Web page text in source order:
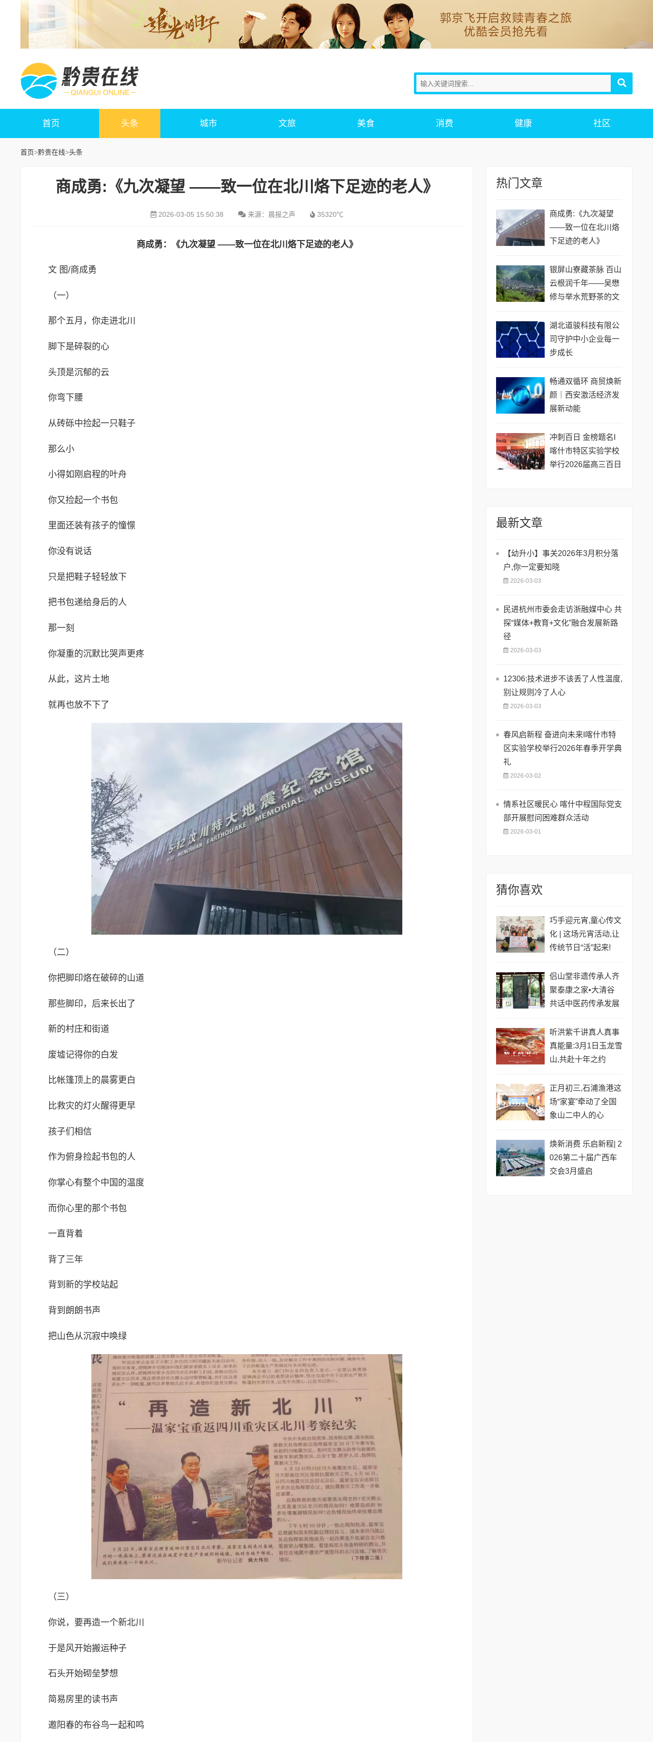
首页 头条 城市 文旅 美食 消费 健康 社区
首页>黔贵在线>头条
商成勇:《九次凝望 ——致一位在北川烙下足迹的老人》
2026-03-05 15:50:38 来源：晨报之声 35320℃
商成勇：《九次凝望 ——致一位在北川烙下足迹的老人》
文 图/商成勇
（一）
那个五月，你走进北川
脚下是碎裂的心
头顶是沉郁的云
你弯下腰
从砖砾中捡起一只鞋子
那么小
小得如刚启程的叶舟
你又捡起一个书包
里面还装有孩子的憧憬
你没有说话
只是把鞋子轻轻放下
把书包递给身后的人
那一刻
你凝重的沉默比哭声更疼
从此，这片土地
就再也放不下了
（二）
你把脚印烙在破碎的山道
那些脚印，后来长出了
新的村庄和街道
废墟记得你的白发
比帐篷顶上的晨雾更白
比救灾的灯火醒得更早
孩子们相信
作为俯身捡起书包的人
你掌心有整个中国的温度
而你心里的那个书包
一直背着
背了三年
背到新的学校站起
背到朗朗书声
把山色从沉寂中唤绿
（三）
你说，要再造一个新北川
于是风开始搬运种子
石头开始砌垒梦想
简易房里的读书声
邀阳春的布谷鸟一起和鸣
热门文章
商成勇:《九次凝望
——致一位在北川烙
下足迹的老人》
银屏山寮藏茶脉 百山
云根润千年——吴懋
修与举水荒野茶的文
湖北道骏科技有限公
司守护中小企业每一
步成长
畅通双循环 商贸焕新
颜｜西安激活经济发
展新动能
​冲刺百日 金榜题名I
喀什市特区实验学校
举行2026届高三百日
最新文章
【幼升小】事关2026年3月积分落
户,你一定要知晓
2026-03-03
民进杭州市委会走访浙融媒中心 共
探“媒体+教育+文化”融合发展新路
径
2026-03-03
12306:技术进步不该丢了人性温度,
别让规则冷了人心
2026-03-03
春风启新程 奋进向未来I喀什市特
区实验学校举行2026年春季开学典
礼
2026-03-02
情系社区暖民心 喀什中程国际党支
部开展慰问困难群众活动
2026-03-01
猜你喜欢
巧手迎元宵,童心传文
化 | 这场元宵活动,让
传统节日“活”起来!
侣山堂非遗传承人齐
聚泰康之家•大清谷
共话中医药传承发展
听洪紫千讲真人真事
真能量:3月1日玉龙雪
山,共赴十年之约
正月初三,石浦渔港这
场“家宴”牵动了全国
象山二中人的心
焕新消费 乐启新程| 2
026第二十届广西车
交会3月盛启